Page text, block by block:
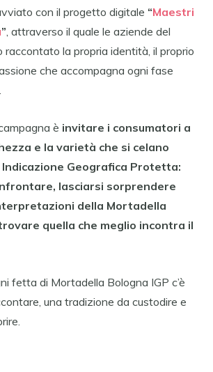
con il progetto digitale “Maestri
” , attraverso il quale le aziende del
raccontato la propria identità, il proprio
che accompagna ogni fase
è invitare i consumatori a
e la varietà che si celano
Indicazione Geografica Protetta:
lasciarsi sorprendere
della Mortadella
quella che meglio incontra il
fetta di Mortadella Bologna IGP c’è
una tradizione da custodire e